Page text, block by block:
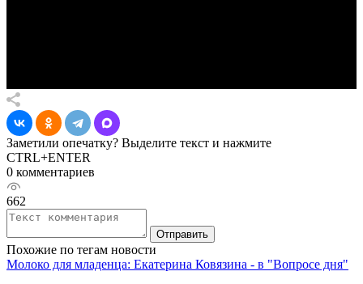
Заметили опечатку? Выделите текст и нажмите
CTRL+ENTER
0 комментариев
662
Отправить
Похожие по тегам новости
Молоко для младенца: Екатерина Ковязина - в "Вопросе дня"